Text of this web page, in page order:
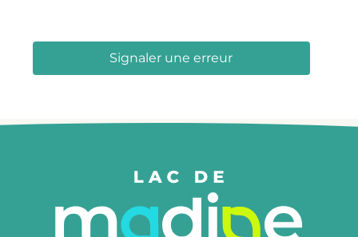
Signaler une erreur